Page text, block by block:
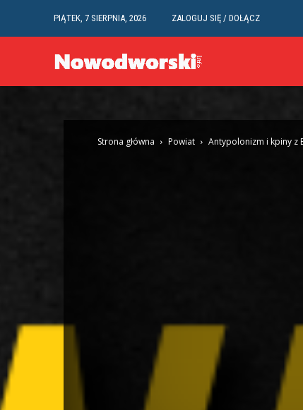
PIĄTEK, 7 SIERPNIA, 2026 ZALOGUJ SIĘ / DOŁĄCZ
Strona główna Powiat Antypolonizm i kpiny z